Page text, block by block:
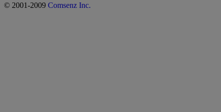
© 2001-2009 Comsenz Inc.